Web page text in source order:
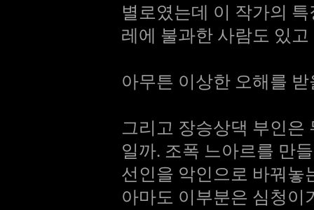
별로였는데 이 작가의
레에 불과한 사람도 있
아무튼 이상한 오해를
그리고 장승상댁 부인은
일까. 조폭 느아르를 만
선인을 악인으로 바꿔놓
아마도 이부분은 심청이